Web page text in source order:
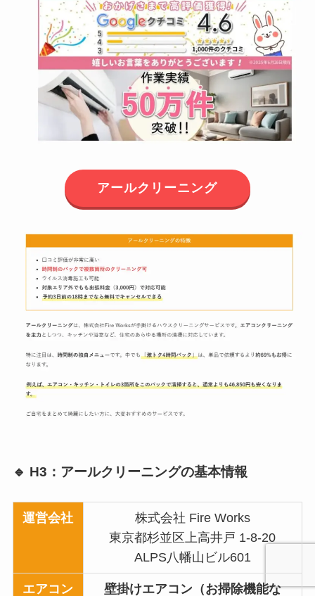
アールクリーニング
🔹 H3：アールクリーニングの基本情報
運営会社
株式会社 Fire Works
東京都杉並区上高井戸 1-8-20
ALPS八幡山ビル601
エアコン 壁掛けエアコン（お掃除機能な